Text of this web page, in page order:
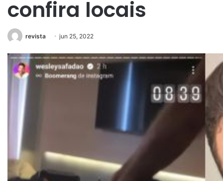
confira locais
revista jun 25, 2022